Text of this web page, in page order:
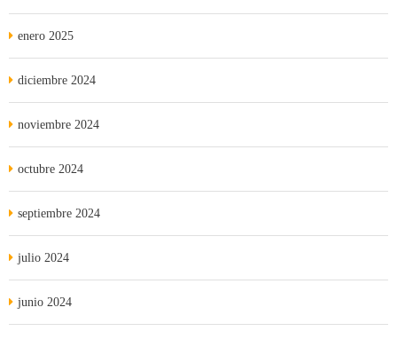
enero 2025
diciembre 2024
noviembre 2024
octubre 2024
septiembre 2024
julio 2024
junio 2024